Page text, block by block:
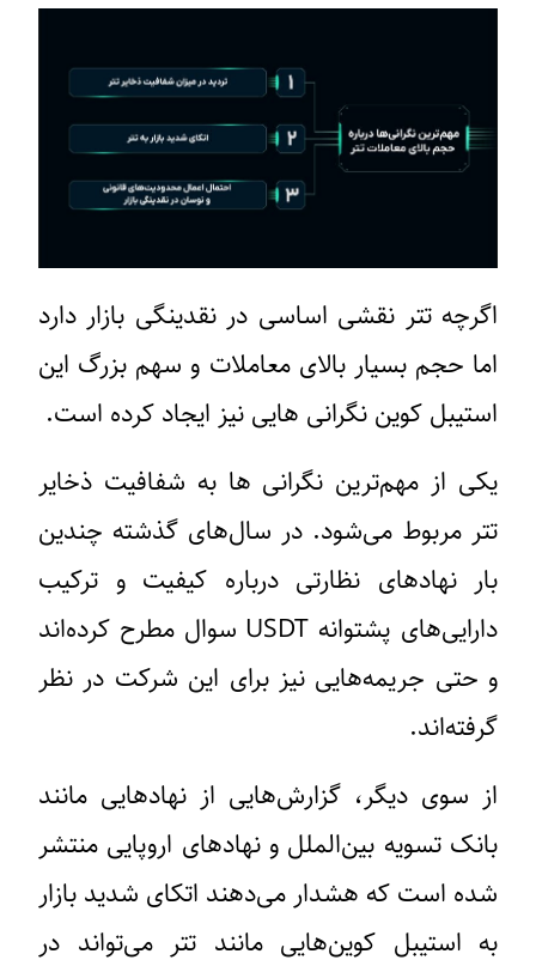
اگرچه تتر نقشی اساسی در نقدینگی بازار دارد
اما حجم بسیار بالای معاملات و سهم بزرگ این
استیبل کوین نگرانی‌ هایی نیز ایجاد کرده است.
یکی از مهم‌ترین نگرانی ها به شفافیت ذخایر
تتر مربوط می‌شود. در سال‌های گذشته چندین
بار نهادهای نظارتی درباره کیفیت و ترکیب
دارایی‌های پشتوانه USDT سوال مطرح کرده‌اند
و حتی جریمه‌هایی نیز برای این شرکت در نظر
گرفته‌اند.
از سوی دیگر، گزارش‌هایی از نهادهایی مانند
بانک تسویه بین‌الملل و نهادهای اروپایی منتشر
شده است که هشدار می‌دهند اتکای شدید بازار
به استیبل کوین‌هایی مانند تتر می‌تواند در